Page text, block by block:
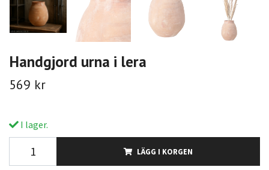
Handgjord urna i lera
569 kr
I lager.
LÄGG I KORGEN